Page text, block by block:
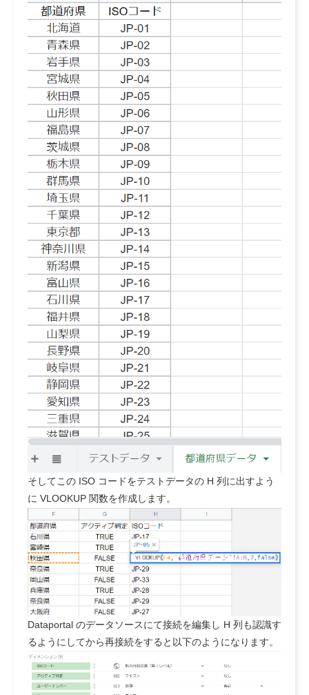
そしてこの ISO コードをテストデータの H 列に出すよう
に VLOOKUP 関数を作成します。
Dataportal のデータソースにて接続を編集し H 列も認識す
るようにしてから再接続をすると以下のようになります。